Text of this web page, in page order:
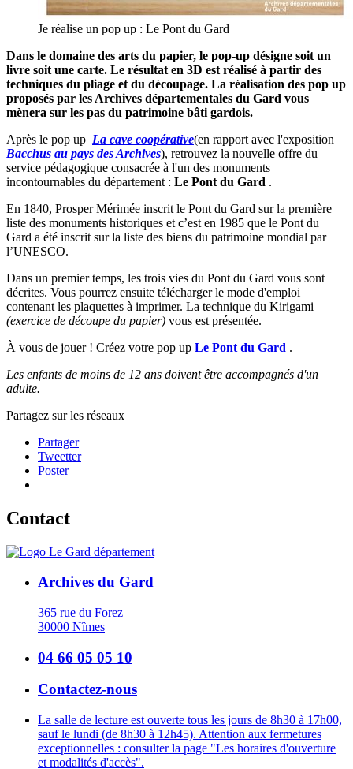
Je réalise un pop up : Le Pont du Gard
Dans le domaine des arts du papier, le pop-up désigne soit un
livre soit une carte. Le résultat en 3D est réalisé à partir des
techniques du pliage et du découpage. La réalisation des pop up
proposés par les Archives départementales du Gard vous
mènera sur les pas du patrimoine bâti gardois.
Après le pop up La cave coopérative(en rapport avec l'exposition
Bacchus au pays des Archives), retrouvez la nouvelle offre du
service pédagogique consacrée à l'un des monuments
incontournables du département : Le Pont du Gard .
En 1840, Prosper Mérimée inscrit le Pont du Gard sur la première
liste des monuments historiques et c’est en 1985 que le Pont du
Gard a été inscrit sur la liste des biens du patrimoine mondial par
l’UNESCO.
Dans un premier temps, les trois vies du Pont du Gard vous sont
décrites. Vous pourrez ensuite télécharger le mode d'emploi
contenant les plaquettes à imprimer. La technique du Kirigami
(exercice de découpe du papier) vous est présentée.
À vous de jouer ! Créez votre pop up Le Pont du Gard .
Les enfants de moins de 12 ans doivent être accompagnés d'un
adulte.
Partagez sur les réseaux
Partager
Tweetter
Poster
Contact
Archives du Gard
365 rue du Forez
30000 Nîmes
04 66 05 05 10
Contactez-nous
La salle de lecture est ouverte tous les jours de 8h30 à 17h00,
sauf le lundi (de 8h30 à 12h45). Attention aux fermetures
exceptionnelles : consulter la page "Les horaires d'ouverture
et modalités d'accès".